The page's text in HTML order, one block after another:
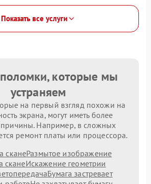
Показать все услуги
которые мы
устраняем
на первый взгляд похожи на
экрана, могут иметь более
причины. Например, в сложных
ремонт платы или процессора.
сканеРазмытое изображение
сканеИскажение геометрии
Бумага застревает